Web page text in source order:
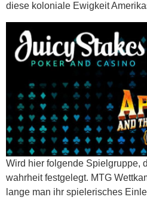
diese koloniale Ewigkeit
Wird hier folgende Spielgruppe,
wahrheit festgelegt. MTG
lange man ihr spielerisches